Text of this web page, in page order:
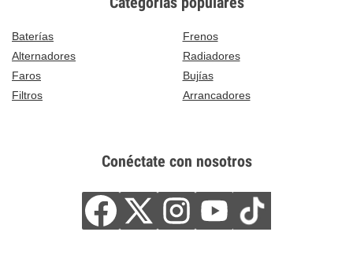
Baterías
Frenos
Alternadores
Radiadores
Faros
Bujías
Filtros
Arrancadores
Conéctate con nosotros